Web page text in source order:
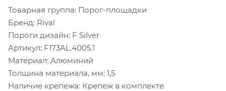
Товарная группа: Порог-площадки
Бренд: Rival
Пороги дизайн: F Silver
Артикул: F173AL.4005.1
Материал: Алюминий
Толщина материала, мм: 1,5
Наличие крепежа: Крепеж в комплекте